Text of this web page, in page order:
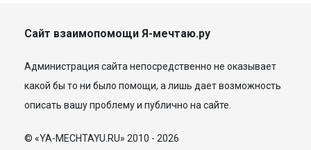
Сайт взаимопомощи Я-мечтаю.ру
Администрация сайта непосредственно не оказывает
какой бы то ни было помощи, а лишь дает возможность
описать вашу проблему и публично на сайте.
© «YA-MECHTAYU.RU» 2010 - 2026